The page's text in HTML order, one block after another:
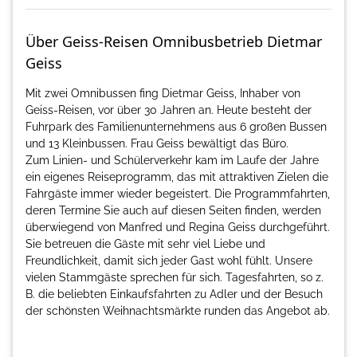
Über Geiss-Reisen Omnibusbetrieb Dietmar
Geiss
Mit zwei Omnibussen fing Dietmar Geiss, Inhaber von
Geiss-Reisen, vor über 30 Jahren an. Heute besteht der
Fuhrpark des Familienunternehmens aus 6 großen Bussen
und 13 Kleinbussen. Frau Geiss bewältigt das Büro.
Zum Linien- und Schülerverkehr kam im Laufe der Jahre
ein eigenes Reiseprogramm, das mit attraktiven Zielen die
Fahrgäste immer wieder begeistert. Die Programmfahrten,
deren Termine Sie auch auf diesen Seiten finden, werden
überwiegend von Manfred und Regina Geiss durchgeführt.
Sie betreuen die Gäste mit sehr viel Liebe und
Freundlichkeit, damit sich jeder Gast wohl fühlt. Unsere
vielen Stammgäste sprechen für sich. Tagesfahrten, so z.
B. die beliebten Einkaufsfahrten zu Adler und der Besuch
der schönsten Weihnachtsmärkte runden das Angebot ab.